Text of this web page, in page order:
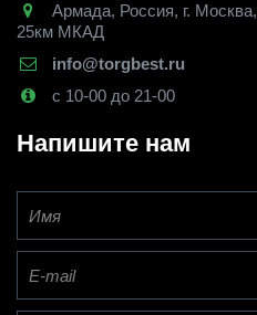
Армада, Россия, г. Москва,
25км МКАД
info@torgbest.ru
с 10-00 до 21-00
Напишите нам